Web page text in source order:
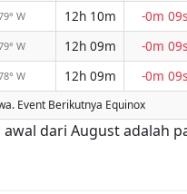
W 12h 10m -0m 09s
W 12h 09m -0m 09s
W 12h 09m -0m 09s
Event Berikutnya Equinox
dari August adalah